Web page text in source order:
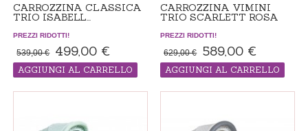
CARROZZINA CLASSICA
TRIO ISABELL...
PREZZI RIDOTTI!
539,00 € 499,00 €
AGGIUNGI AL CARRELLO
CARROZZINA VIMINI
TRIO SCARLETT ROSA
PREZZI RIDOTTI!
629,00 € 589,00 €
AGGIUNGI AL CARRELLO